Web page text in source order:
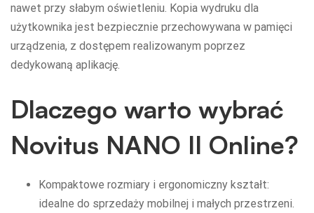
nawet przy słabym oświetleniu. Kopia wydruku dla
użytkownika jest bezpiecznie przechowywana w pamięci
urządzenia, z dostępem realizowanym poprzez
dedykowaną aplikację.
Dlaczego warto wybrać
Novitus NANO II Online?
Kompaktowe rozmiary i ergonomiczny kształt:
idealne do sprzedaży mobilnej i małych przestrzeni.